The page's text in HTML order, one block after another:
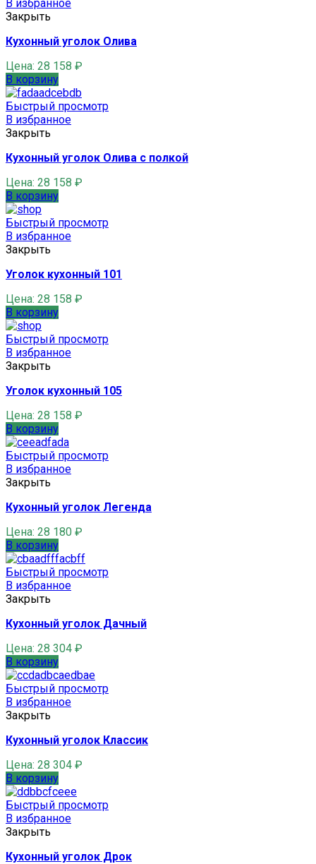
В избранное
Закрыть
Кухонный уголок Олива
Цена: 28 158 ₽
В корзину
Быстрый просмотр
В избранное
Закрыть
Кухонный уголок Олива с полкой
Цена: 28 158 ₽
В корзину
Быстрый просмотр
В избранное
Закрыть
Уголок кухонный 101
Цена: 28 158 ₽
В корзину
Быстрый просмотр
В избранное
Закрыть
Уголок кухонный 105
Цена: 28 158 ₽
В корзину
Быстрый просмотр
В избранное
Закрыть
Кухонный уголок Легенда
Цена: 28 180 ₽
В корзину
Быстрый просмотр
В избранное
Закрыть
Кухонный уголок Дачный
Цена: 28 304 ₽
В корзину
Быстрый просмотр
В избранное
Закрыть
Кухонный уголок Классик
Цена: 28 304 ₽
В корзину
Быстрый просмотр
В избранное
Закрыть
Кухонный уголок Дрок